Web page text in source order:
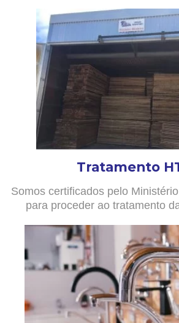
Tratamento
Somos certificados pelo
para proceder ao tratamento